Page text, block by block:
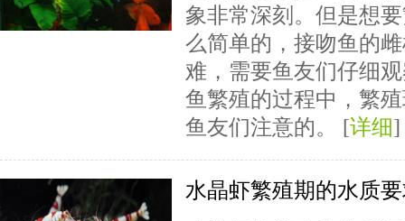
象非常深刻。但是想
么简单的，接吻鱼的
难，需要鱼友们仔细
鱼繁殖的过程中，繁
鱼友们注意的。 [详细]
水晶虾繁殖期的水质